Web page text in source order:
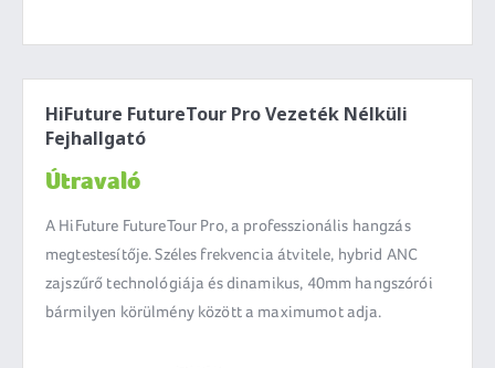
HiFuture FutureTour Pro Vezeték Nélküli
Fejhallgató
Útravaló
A HiFuture FutureTour Pro, a professzionális hangzás
megtestesítője. Széles frekvencia átvitele, hybrid ANC
zajszűrő technológiája és dinamikus, 40mm hangszórói
bármilyen körülmény között a maximumot adja.